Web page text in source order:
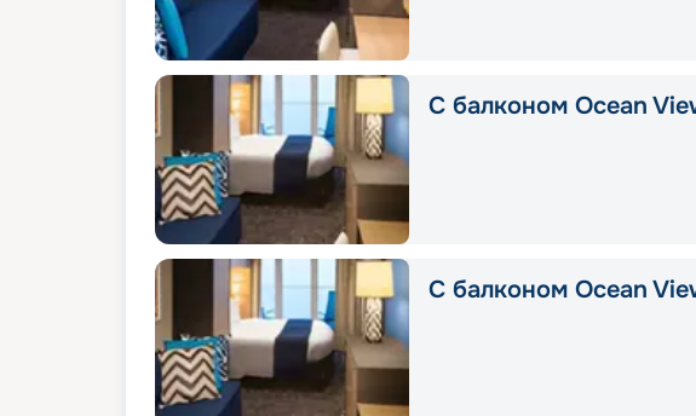
С балконом Ocean
С балконом Ocean